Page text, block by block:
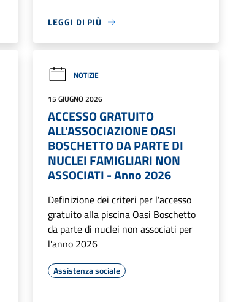
LEGGI DI PIÙ
NOTIZIE
15 GIUGNO 2026
ACCESSO GRATUITO
ALL'ASSOCIAZIONE OASI
BOSCHETTO DA PARTE DI
NUCLEI FAMIGLIARI NON
ASSOCIATI - Anno 2026
Definizione dei criteri per l'accesso
gratuito alla piscina Oasi Boschetto
da parte di nuclei non associati per
l'anno 2026
Assistenza sociale